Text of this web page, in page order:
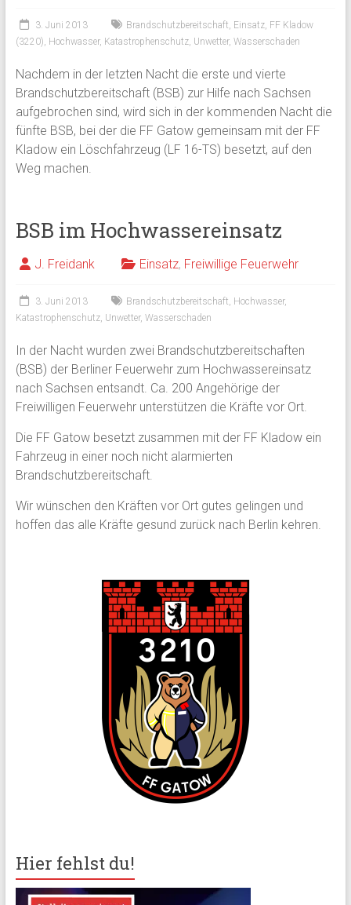
3. Juni 2013 Brandschutzbereitschaft Einsatz, FF Kladow
(3220) Hochwasser, Katastrophenschutz, Unwetter, Wasserschaden
Nachdem in der letzten Nacht die erste und vierte
Brandschutzbereitschaft (BSB) zur Hilfe nach Sachsen
aufgebrochen sind, wird sich in der kommenden Nacht die
fünfte BSB, bei der die FF Gatow gemeinsam mit der FF
Kladow ein Löschfahrzeug (LF 16-TS) besetzt, auf den
Weg machen.
BSB im Hochwassereinsatz
J. Freidank Einsatz, Freiwillige Feuerwehr
3. Juni 2013 Brandschutzbereitschaft Hochwasser,
Katastrophenschutz, Unwetter, Wasserschaden
In der Nacht wurden zwei Brandschutzbereitschaften
(BSB) der Berliner Feuerwehr zum Hochwassereinsatz
nach Sachsen entsandt. Ca. 200 Angehörige der
Freiwilligen Feuerwehr unterstützen die Kräfte vor Ort.
Die FF Gatow besetzt zusammen mit der FF Kladow ein
Fahrzeug in einer noch nicht alarmierten
Brandschutzbereitschaft.
Wir wünschen den Kräften vor Ort gutes gelingen und
hoffen das alle Kräfte gesund zurück nach Berlin kehren.
Hier fehlst du!